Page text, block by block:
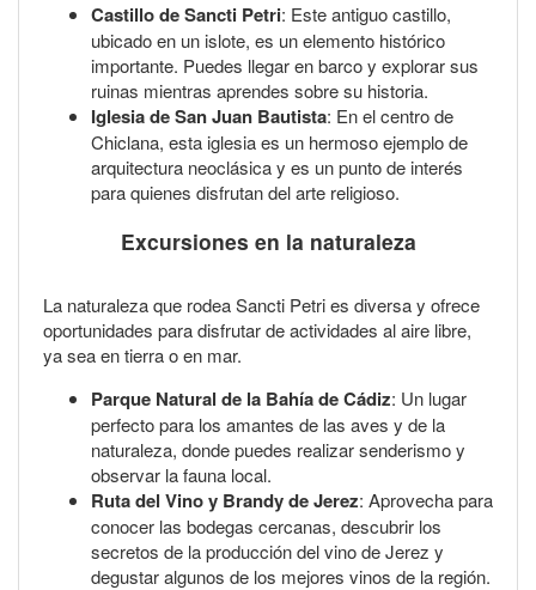
Castillo de Sancti Petri: Este antiguo castillo,
ubicado en un islote, es un elemento histórico
importante. Puedes llegar en barco y explorar sus
ruinas mientras aprendes sobre su historia.
Iglesia de San Juan Bautista: En el centro de
Chiclana, esta iglesia es un hermoso ejemplo de
arquitectura neoclásica y es un punto de interés
para quienes disfrutan del arte religioso.
Excursiones en la naturaleza
La naturaleza que rodea Sancti Petri es diversa y ofrece
oportunidades para disfrutar de actividades al aire libre,
ya sea en tierra o en mar.
Parque Natural de la Bahía de Cádiz: Un lugar
perfecto para los amantes de las aves y de la
naturaleza, donde puedes realizar senderismo y
observar la fauna local.
Ruta del Vino y Brandy de Jerez: Aprovecha para
conocer las bodegas cercanas, descubrir los
secretos de la producción del vino de Jerez y
degustar algunos de los mejores vinos de la región.